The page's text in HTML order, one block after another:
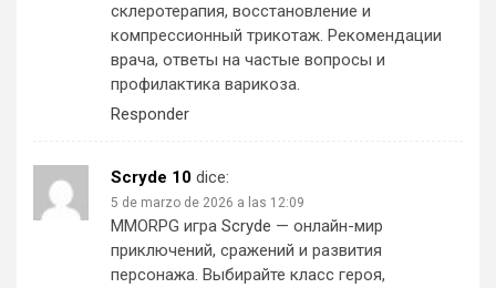
склеротерапия, восстановление и
компрессионный трикотаж. Рекомендации
врача, ответы на частые вопросы и
профилактика варикоза.
Responder
Scryde 10 dice:
5 de marzo de 2026 a las 12:09
MMORPG игра Scryde — онлайн-мир
приключений, сражений и развития
персонажа. Выбирайте класс героя,